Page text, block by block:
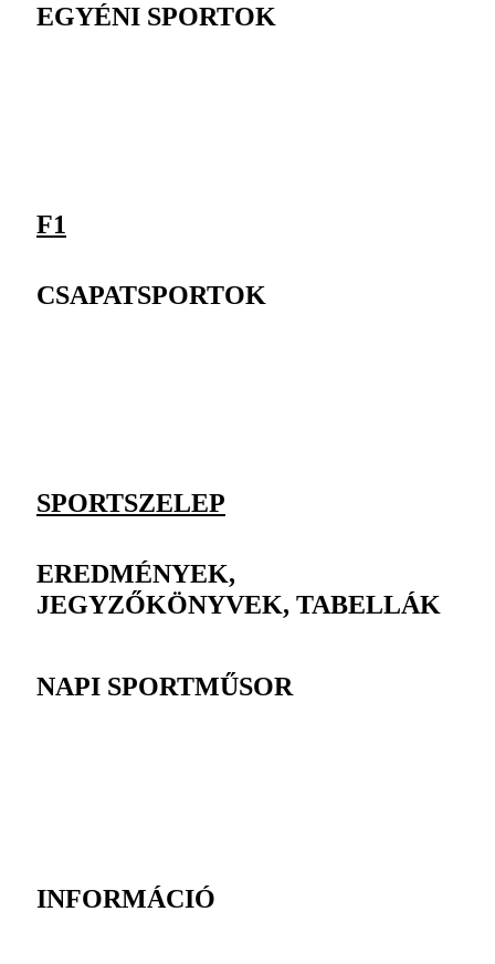
EGYÉNI SPORTOK
F1
CSAPATSPORTOK
SPORTSZELEP
EREDMÉNYEK,
JEGYZŐKÖNYVEK, TABELLÁK
NAPI SPORTMŰSOR
INFORMÁCIÓ